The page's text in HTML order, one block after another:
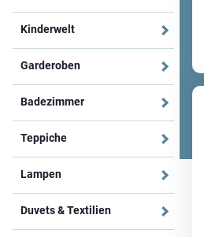
Kinderwelt
Garderoben
Badezimmer
Teppiche
Lampen
Duvets & Textilien